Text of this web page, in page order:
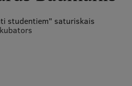
studentiem" saturiskais